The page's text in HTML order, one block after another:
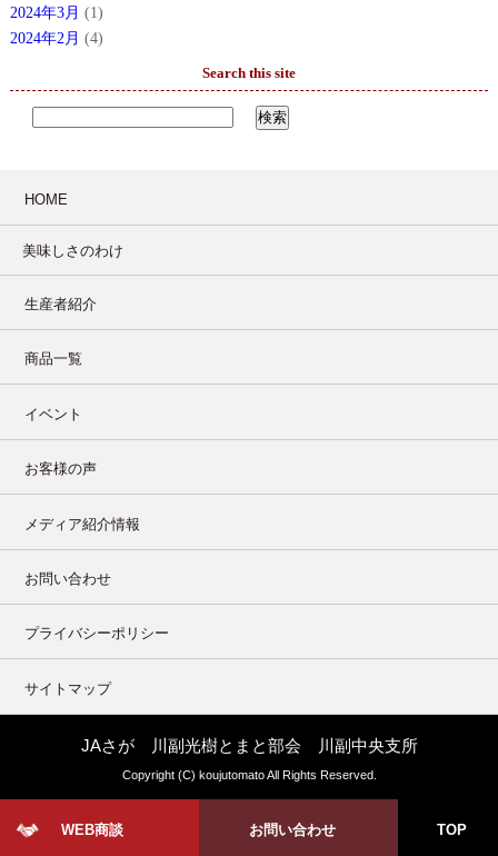
2024年3月 (1)
2024年2月 (4)
Search this site
HOME
美味しさのわけ
生産者紹介
商品一覧
イベント
お客様の声
メディア紹介情報
お問い合わせ
プライバシーポリシー
サイトマップ
JAさが 川副光樹とまと部会 川副中央支所
Copyright (C) koujutomato All Rights Reserved.
WEB商談 お問い合わせ TOP